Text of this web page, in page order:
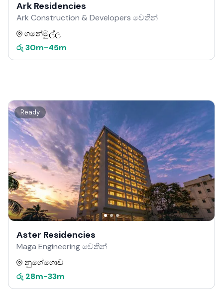
Ark Residencies
Ark Construction & Developers වෙතින්
ගනේමුල්ල
රු 30m-45m
Ready
Aster Residencies
Maga Engineering වෙතින්
නුගේගොඩ
රු 28m-33m